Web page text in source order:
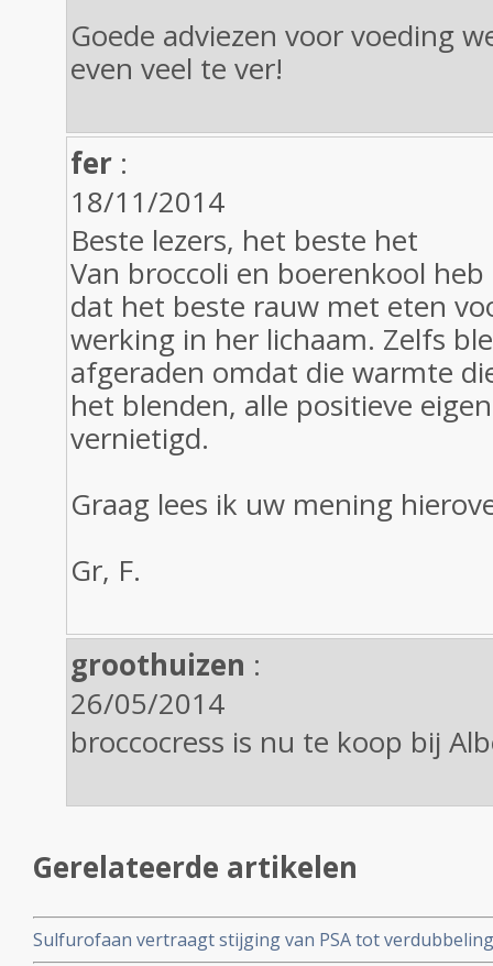
Goede adviezen voor voeding
even veel te ver!
fer :
18/11/2014
Beste lezers, het beste het
Van broccoli en boerenkool
dat het beste rauw met eten
werking in her lichaam. Zelfs
afgeraden omdat die warmte
het blenden, alle positieve
vernietigd.
Graag lees ik uw mening
Gr, F.
groothuizen :
26/05/2014
broccocress is nu te koop bij
Gerelateerde artikelen
Sulfurofaan vertraagt stijging van PSA tot